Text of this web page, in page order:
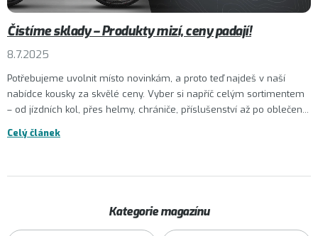
Čistíme sklady – Produkty mizí, ceny padají!
8.7.2025
Potřebujeme uvolnit místo novinkám, a proto teď najdeš v naší
nabídce kousky za skvělé ceny. Vyber si napříč celým sortimentem
– od jízdních kol, přes helmy, chrániče, příslušenství až po oblečen...
Celý článek
Kategorie magazínu